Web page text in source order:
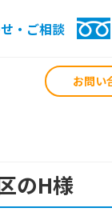
・ご相談
お問い
のH様